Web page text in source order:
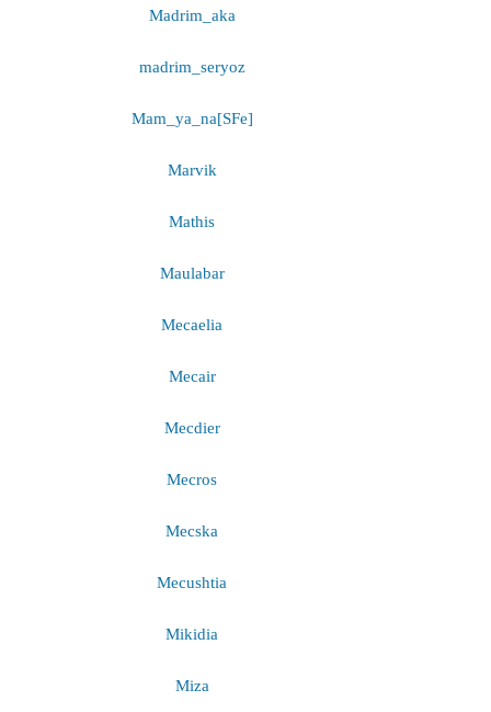
Madrim_aka
madrim_seryoz
Mam_ya_na[SFe]
Marvik
Mathis
Maulabar
Mecaelia
Mecair
Mecdier
Mecros
Mecska
Mecushtia
Mikidia
Miza